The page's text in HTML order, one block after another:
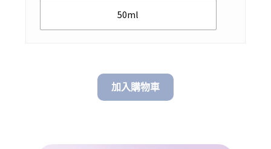
50ml
加入購物車